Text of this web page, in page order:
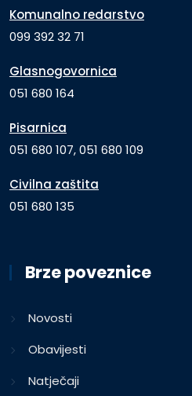
Komunalno redarstvo
099 392 32 71
Glasnogovornica
051 680 164
Pisarnica
051 680 107, 051 680 109
Civilna zaštita
051 680 135
Brze poveznice
Novosti
Obavijesti
Natječaji